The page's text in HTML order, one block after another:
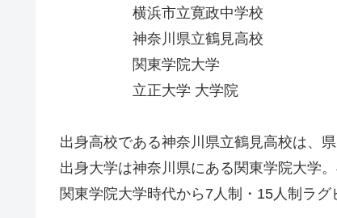
横浜市立寛政中学校
神奈川県立鶴見高校
関東学院大学
立正大学 大学院
出身高校である神奈川県立鶴見高校は、県
出身大学は神奈川県にある関東学院大学
関東学院大学時代から7人制・15人制ラグ